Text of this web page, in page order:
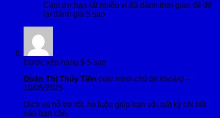
Cảm ơn bạn rất nhiều vì đã dành thời gian để để
lại đánh giá 5 sao
Được xếp hạng 5 5 sao
Đoàn Thị Thủy Tiên (xác minh chủ tài khoản) –
10/05/2025
Dịch vụ hỗ trợ tốt, họ luôn giúp bạn với bất kỳ chi tiết
nào bạn cần.